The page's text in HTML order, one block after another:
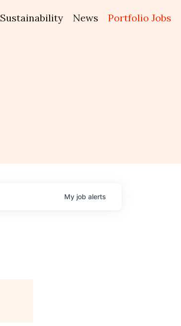
Sustainability News Portfolio Jobs
My job alerts